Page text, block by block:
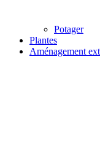
Potager
Plantes
Aménagement